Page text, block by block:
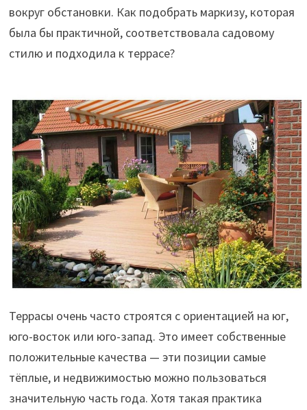
вокруг обстановки. Как подобрать маркизу, которая
была бы практичной, соответствовала садовому
стилю и подходила к террасе?
Террасы очень часто строятся с ориентацией на юг,
юго-восток или юго-запад. Это имеет собственные
положительные качества — эти позиции самые
тёплые, и недвижимостью можно пользоваться
значительную часть года. Хотя такая практика